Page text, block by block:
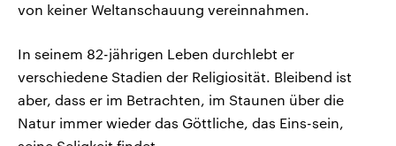
von keiner Weltanschauung vereinnahmen.
In seinem 82-jährigen Leben durchlebt er
verschiedene Stadien der Religiosität. Bleibend ist
aber, dass er im Betrachten, im Staunen über die
Natur immer wieder das Göttliche, das Eins-sein,